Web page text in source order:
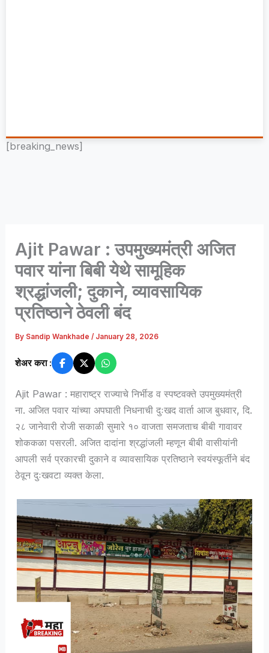
[breaking_news]
Ajit Pawar : उपमुख्यमंत्री अजित
पवार यांना बिबी येथे सामूहिक
श्रद्धांजली; दुकाने, व्यावसायिक
प्रतिष्ठाने ठेवली बंद
By Sandip Wankhade/ January 28, 2026
शेअर करा :
Ajit Pawar : महाराष्ट्र राज्याचे निर्भीड व स्पष्टवक्ते उपमुख्यमंत्री
ना. अजित पवार यांच्या अपघाती निधनाची दुःखद वार्ता आज बुधवार, दि.
२८ जानेवारी रोजी सकाळी सुमारे १० वाजता समजताच बीबी गावावर
शोककळा पसरली. अजित दादांना श्रद्धांजली म्हणून बीबी वासीयांनी
आपली सर्व प्रकारची दुकाने व व्यावसायिक प्रतिष्ठाने स्वयंस्फूर्तीने बंद
ठेवून दुःखवटा व्यक्त केला.